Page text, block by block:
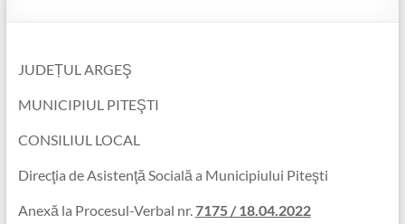
JUDEȚUL ARGEŞ
MUNICIPIUL PITEŞTI
CONSILIUL LOCAL
Direcţia de Asistenţă Socială a Municipiului Piteşti
Anexă la Procesul-Verbal nr.7175 / 18.04.2022